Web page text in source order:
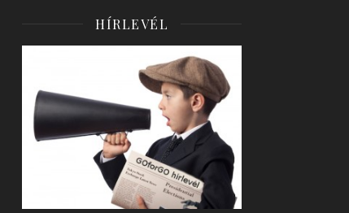
HÍRLEVÉL